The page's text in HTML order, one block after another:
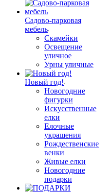
Садово-парковая
мебель
Скамейки
Освещение
уличное
Урны уличные
Новый год!
Новогодние
фигурки
Искусственные
елки
Елочные
украшения
Рождественские
венки
Живые елки
Новогодние
подарки